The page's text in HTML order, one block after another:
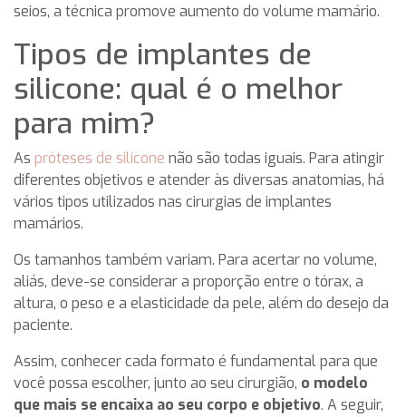
seios, a técnica promove aumento do volume mamário.
Tipos de implantes de
silicone: qual é o melhor
para mim?
As próteses de silicone não são todas iguais. Para atingir
diferentes objetivos e atender às diversas anatomias, há
vários tipos utilizados nas cirurgias de implantes
mamários.
Os tamanhos também variam. Para acertar no volume,
aliás, deve-se considerar a proporção entre o tórax, a
altura, o peso e a elasticidade da pele, além do desejo da
paciente.
Assim, conhecer cada formato é fundamental para que
você possa escolher, junto ao seu cirurgião, o modelo
que mais se encaixa ao seu corpo e objetivo. A seguir,